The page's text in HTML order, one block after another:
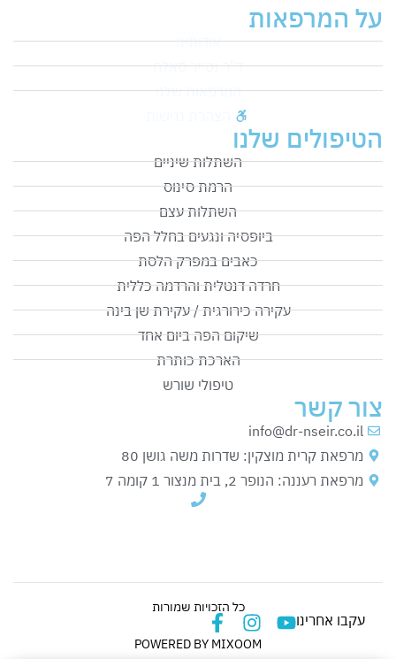
על המרפאות
אודותינו
ד"ר נסייר סאלח
המרפאות שלנו
הטיפולים שלנו
השתלות שיניים
הרמת סינוס
השתלות עצם
ביופסיה ונגעים בחלל הפה
כאבים במפרק הלסת
חרדה דנטלית והרדמה כללית
עקירה כירורגית / עקירת שן בינה
שיקום הפה ביום אחד
הארכת כותרת
טיפולי שורש
צור קשר
info@dr-nseir.co.il
מרפאת קרית מוצקין: שדרות משה גושן 80
מרפאת רעננה: הנופר 2, בית מנצור 1 קומה 7
כל הזכויות שמורות
עקבו אחרינו
POWERED BY MIXOOM